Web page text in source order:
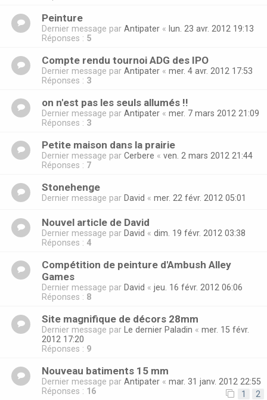
Peinture
Dernier message par Antipater « lun. 23 avr. 2012 19:13
Réponses : 5
Compte rendu tournoi ADG des IPO
Dernier message par Antipater « mer. 4 avr. 2012 17:53
Réponses : 3
on n'est pas les seuls allumés !!
Dernier message par Antipater « mer. 7 mars 2012 21:09
Réponses : 3
Petite maison dans la prairie
Dernier message par Cerbere « ven. 2 mars 2012 21:44
Réponses : 7
Stonehenge
Dernier message par David « mer. 22 févr. 2012 05:01
Nouvel article de David
Dernier message par David « dim. 19 févr. 2012 03:38
Réponses : 4
Compétition de peinture d'Ambush Alley
Games
Dernier message par David « jeu. 16 févr. 2012 06:06
Réponses : 8
Site magnifique de décors 28mm
Dernier message par Le dernier Paladin « mer. 15 févr.
2012 17:20
Réponses : 9
Nouveau batiments 15 mm
Dernier message par Antipater « mar. 31 janv. 2012 22:55
Réponses : 16 1 2